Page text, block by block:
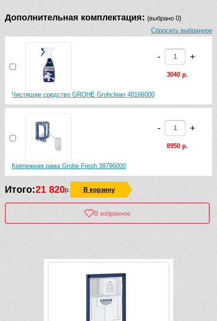
Дополнительная комплектация: (выбрано 0)
Сбросить выбранное
Чистящее средство GROHE Grohclean 48166000
- +
3040 р.
Крепежная рама Grohe Fresh 38796000
- +
8950 р.
Итого:21 820р. В корзину
В избранное